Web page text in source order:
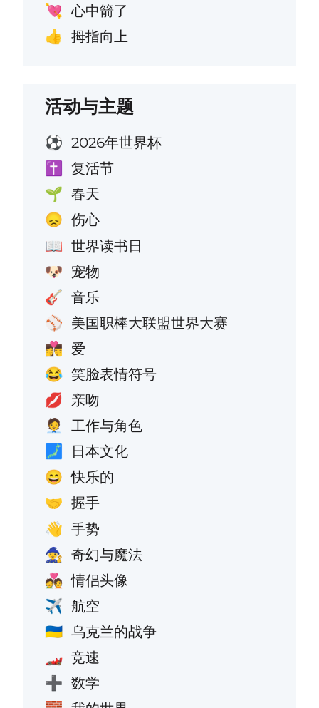
💘 心中箭了
👍 拇指向上
活动与主题
⚽ 2026年世界杯
✝️ 复活节
🌱 春天
😞 伤心
📖 世界读书日
🐶 宠物
🎸 音乐
⚾ 美国职棒大联盟世界大赛
👩‍❤️‍💋‍👨 爱
😂 笑脸表情符号
💋 亲吻
🧑‍💼 工作与角色
🗾 日本文化
😄 快乐的
🤝 握手
👋 手势
🧙 奇幻与魔法
💑 情侣头像
✈️ 航空
🇺🇦 乌克兰的战争
🏎️ 竞速
➕ 数学